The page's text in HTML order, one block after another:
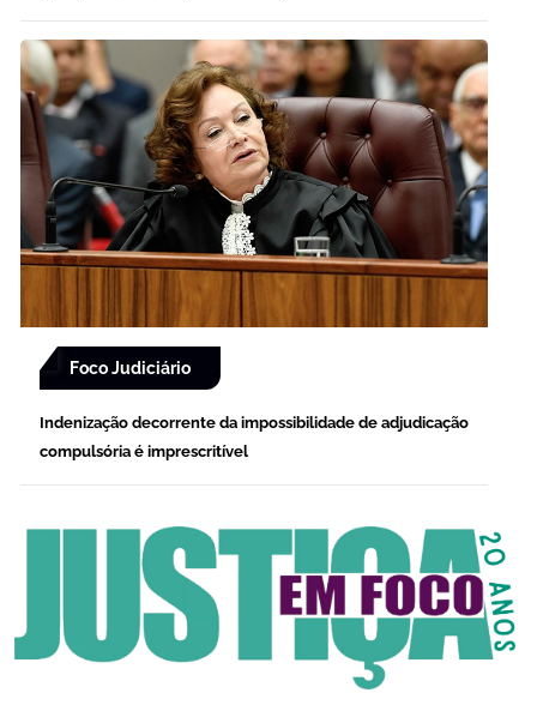
Foco Judiciário
Indenização decorrente da impossibilidade de adjudicação
compulsória é imprescritível